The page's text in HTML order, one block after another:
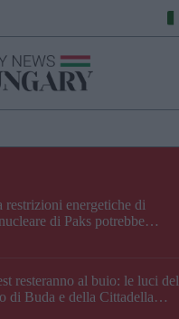
restrizioni energetiche di
di Paks potrebbe
resteranno al buio: le luci del
di Buda e della Cittadella